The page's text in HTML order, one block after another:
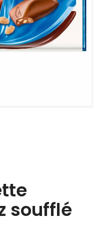
soufflé